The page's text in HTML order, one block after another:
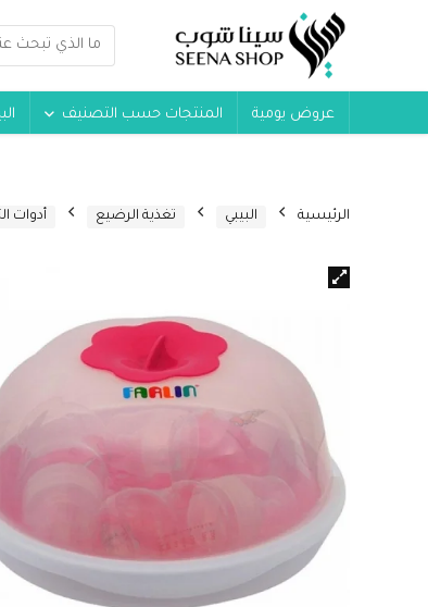
عروض يومية المنتجات حسب التصنيف
الرئيسية البيبي تغذية الرضيع أدوات